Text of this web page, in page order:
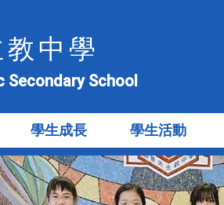
中學
Secondary School
學生成長 學生活動